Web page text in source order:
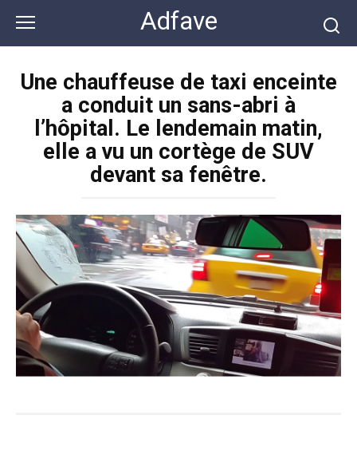
контенту
Adfave
Une chauffeuse de taxi enceinte
a conduit un sans-abri à
l’hôpital. Le lendemain matin,
elle a vu un cortège de SUV
devant sa fenêtre.